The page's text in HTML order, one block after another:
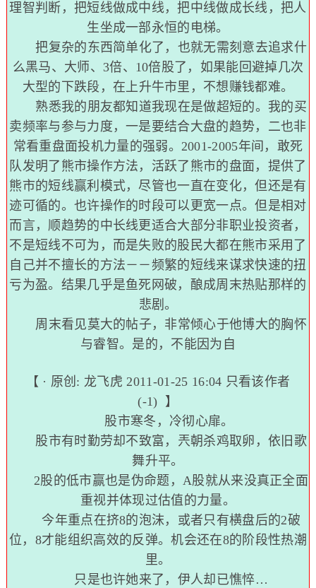
理智判断，把短线做成中线，把中线做成长线，把人
生坐成一部永恒的电梯。
把复杂的东西简单化了，也就无需刻意去追求什
么黑马、大师、3倍、10倍股了，如果能回避掉几次
大型的下跌段，在上升牛市里，不想赚钱都难。
熟悉我的朋友都知道我现在是做超短的。我的买
卖频率与参与力度，一是要结合大盘的趋势，二也非
常看重盘面投机力量的强弱。2001-2005年间，敢死
队发明了熊市操作方法，活跃了熊市的盘面，提供了
熊市的短线赢利模式，尽管也一直在变化，但还是有
迹可循的。也许操作的时段可以更宽一点。但是相对
而言，顺趋势的中长线更适合大部分非职业投资者，
不是短线不可为，而是失败的股民大都在熊市采用了
自己并不擅长的方法－－频繁的短线来谋求快速的扭
亏为盈。结果几乎是鱼死网破，酿成周末热贴那样的
悲剧。
周末看见莫大的帖子，非常倾心于他博大的胸怀
与睿智。是的，不能因为自
【 · 原创: 龙飞虎 2011-01-25 16:04 只看该作者
(-1) 】
股市寒冬，冷彻心扉。
股市有时勤劳却不致富，兲朝杀鸡取卵，依旧歌
舞升平。
2股的低市赢也是伪命题，A股就从来没真正全面
重视并体现过估值的力量。
今年重点在挤8的泡沫，或者只有横盘后的2破
位，8才能组织高效的反弹。机会还在8的阶段性热潮
里。
只是也许她来了，伊人却已憔悴…